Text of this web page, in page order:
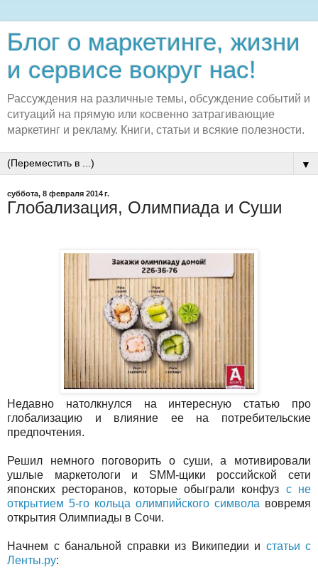
Блог о маркетинге, жизни
и сервисе вокруг нас!
Рассуждения на различные темы, обсуждение событий и
ситуаций на прямую или косвенно затрагивающие
маркетинг и рекламу. Книги, статьи и всякие полезности.
▼
суббота, 8 февраля 2014 г.
Глобализация, Олимпиада и Суши
Недавно натолкнулся на интересную статью про
глобализацию и влияние ее на потребительские
предпочтения.
Решил немного поговорить о суши, а мотивировали
ушлые маркетологи и SMM-щики российской сети
японских ресторанов, которые обыграли конфуз с не
открытием 5-го кольца олимпийского символа вовремя
открытия Олимпиады в Сочи.
Начнем с банальной справки из Википедии и статьи с
Ленты.ру: